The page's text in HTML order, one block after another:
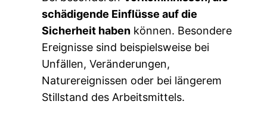
schädigende Einflüsse auf die
Sicherheit haben können. Besondere
Ereignisse sind beispielsweise bei
Unfällen, Veränderungen,
Naturereignissen oder bei längerem
Stillstand des Arbeitsmittels.